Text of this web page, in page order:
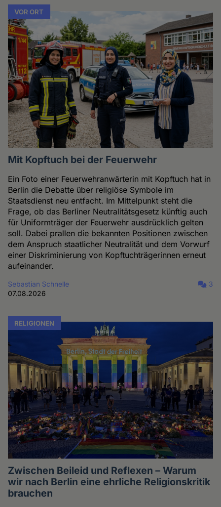
VOR ORT
Mit Kopftuch bei der Feuerwehr
Ein Foto einer Feuerwehranwärterin mit Kopftuch hat in
Berlin die Debatte über religiöse Symbole im
Staatsdienst neu entfacht. Im Mittelpunkt steht die
Frage, ob das Berliner Neutralitätsgesetz künftig auch
für Uniformträger der Feuerwehr ausdrücklich gelten
soll. Dabei prallen die bekannten Positionen zwischen
dem Anspruch staatlicher Neutralität und dem Vorwurf
einer Diskriminierung von Kopftuchträgerinnen erneut
aufeinander.
Sebastian Schnelle
07.08.2026
3
RELIGIONEN
Zwischen Beileid und Reflexen – Warum
wir nach Berlin eine ehrliche Religionskritik
brauchen